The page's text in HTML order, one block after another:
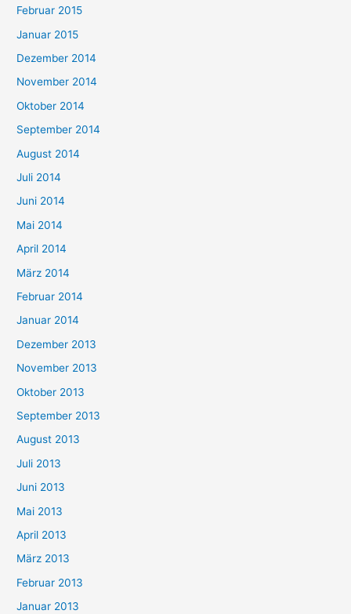
Februar 2015
Januar 2015
Dezember 2014
November 2014
Oktober 2014
September 2014
August 2014
Juli 2014
Juni 2014
Mai 2014
April 2014
März 2014
Februar 2014
Januar 2014
Dezember 2013
November 2013
Oktober 2013
September 2013
August 2013
Juli 2013
Juni 2013
Mai 2013
April 2013
März 2013
Februar 2013
Januar 2013